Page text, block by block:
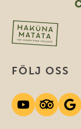
FÖLJ OSS